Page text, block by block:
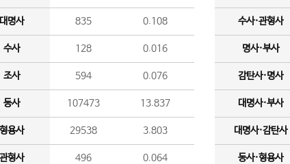
명사 835 0.108
수사 128 0.016
조사 594 0.076
동사 107473 13.837
용사 29538 3.803
형사 496 0.064
수사·관형사
명사·부사
감탄사·명사
대명사·부사
대명사·감탄사
동사·형용사